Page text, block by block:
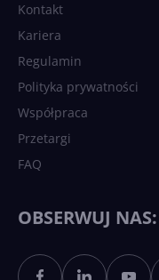
Kontakt
Kariera
Regulamin
Polityka prywatności
Współpraca
Przetargi
FAQ
OBSERWUJ NAS: